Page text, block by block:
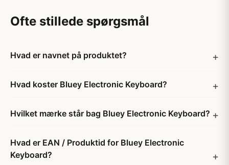
Ofte stillede spørgsmål
Hvad er navnet på produktet?
Hvad koster Bluey Electronic Keyboard?
Hvilket mærke står bag Bluey Electronic Keyboard?
Hvad er EAN / Produktid for Bluey Electronic
Keyboard?